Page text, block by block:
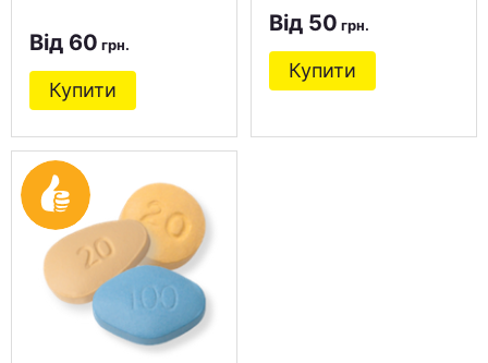
Від 60
Купити
Від 50
Купити